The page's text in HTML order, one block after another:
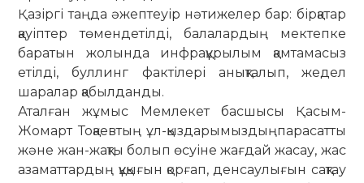
Қазіргі таңда әжептеуір нәтижелер бар: бірқатар
қауіптер төмендетілді, балалардың мектепке
баратын жолында инфрақұрылым қамтамасыз
етілді, буллинг фактілері анықталып, жедел
шаралар қабылданды.
Аталған жұмыс Мемлекет басшысы Қасым-
Жомарт Тоқаевтың ұл-қыздарымыздыңпарасатты
және жан-жақты болып өсуіне жағдай жасау, жас
азаматтардың құқығын қорғап, денсаулығын сақтау